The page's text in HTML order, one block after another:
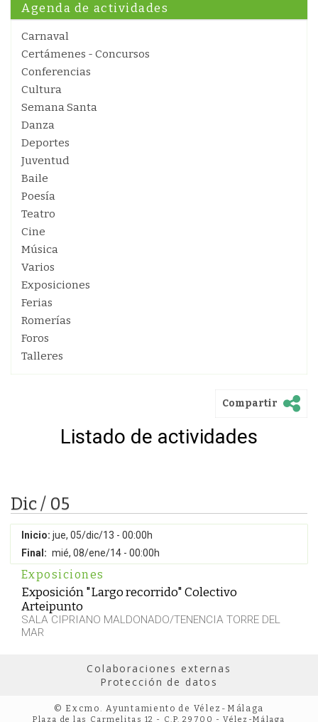
Agenda de actividades
Carnaval
Certámenes - Concursos
Conferencias
Cultura
Semana Santa
Danza
Deportes
Juventud
Baile
Poesía
Teatro
Cine
Música
Varios
Exposiciones
Ferias
Romerías
Foros
Talleres
Compartir
Listado de actividades
Dic / 05
Inicio: jue, 05/dic/13 - 00:00h
Final: mié, 08/ene/14 - 00:00h
Exposiciones
Exposición "Largo recorrido" Colectivo
Arteipunto
SALA CIPRIANO MALDONADO/TENENCIA TORRE DEL
MAR
Colaboraciones externas
Protección de datos
© Excmo. Ayuntamiento de Vélez-Málaga
Plaza de las Carmelitas 12 - C.P. 29700 - Vélez-Málaga